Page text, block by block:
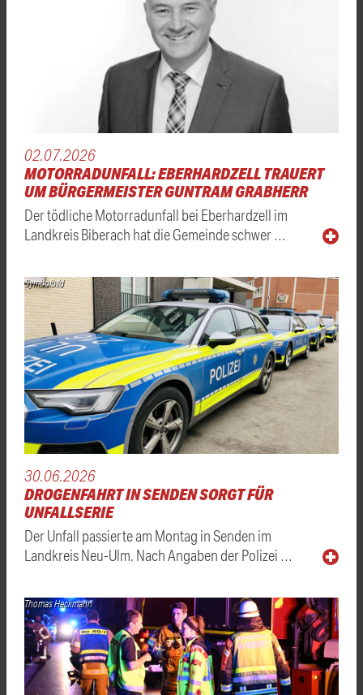
02.07.2026
MOTORRADUNFALL: EBERHARDZELL TRAUERT
UM BÜRGERMEISTER GUNTRAM GRABHERR
Der tödliche Motorradunfall bei Eberhardzell im
Landkreis Biberach hat die Gemeinde schwer …
Symbolbild
30.06.2026
DROGENFAHRT IN SENDEN SORGT FÜR
UNFALLSERIE
Der Unfall passierte am Montag in Senden im
Landkreis Neu-Ulm. Nach Angaben der Polizei …
Thomas Heckmann